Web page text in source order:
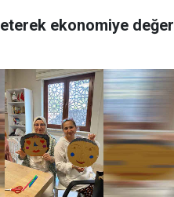
ekonomiye değer